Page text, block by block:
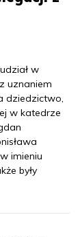
w
uznaniem
dziedzictwo,
w katedrze
imieniu
były